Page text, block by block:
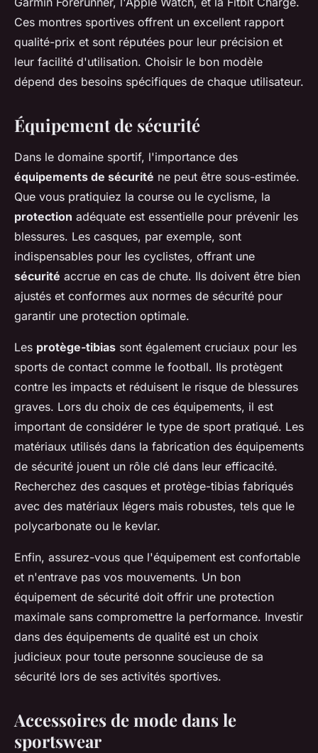
Ces montres sportives offrent un excellent rapport
qualité-prix et sont réputées pour leur précision et
leur facilité d'utilisation. Choisir le bon modèle
dépend des besoins spécifiques de chaque utilisateur.
Équipement de sécurité
Dans le domaine sportif, l'importance des
équipements de sécurité ne peut être sous-estimée.
Que vous pratiquiez la course ou le cyclisme, la
protection adéquate est essentielle pour prévenir les
blessures. Les casques, par exemple, sont
indispensables pour les cyclistes, offrant une
sécurité accrue en cas de chute. Ils doivent être bien
ajustés et conformes aux normes de sécurité pour
garantir une protection optimale.
Les protège-tibias sont également cruciaux pour les
sports de contact comme le football. Ils protègent
contre les impacts et réduisent le risque de blessures
graves. Lors du choix de ces équipements, il est
important de considérer le type de sport pratiqué. Les
matériaux utilisés dans la fabrication des équipements
de sécurité jouent un rôle clé dans leur efficacité.
Recherchez des casques et protège-tibias fabriqués
avec des matériaux légers mais robustes, tels que le
polycarbonate ou le kevlar.
Enfin, assurez-vous que l'équipement est confortable
et n'entrave pas vos mouvements. Un bon
équipement de sécurité doit offrir une protection
maximale sans compromettre la performance. Investir
dans des équipements de qualité est un choix
judicieux pour toute personne soucieuse de sa
sécurité lors de ses activités sportives.
Accessoires de mode dans le
sportswear